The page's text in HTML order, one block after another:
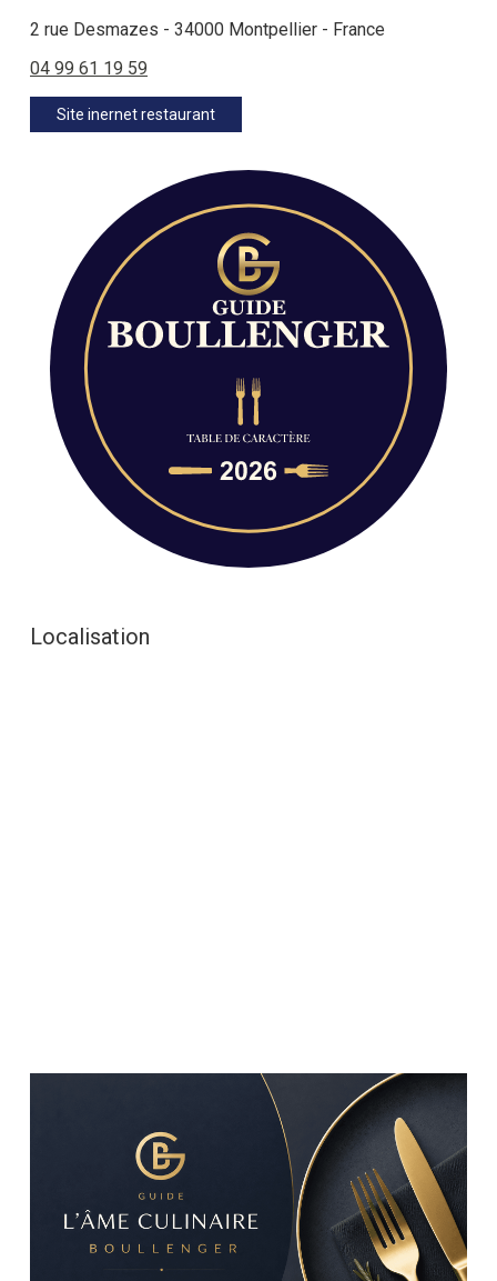
2 rue Desmazes - 34000 Montpellier - France
04 99 61 19 59
Site inernet restaurant
Localisation